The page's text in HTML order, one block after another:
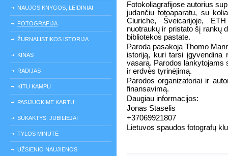
NAUJOS KNYGOS, LEIDINIAI
FOTOGRAFIJA
ŽURNALISTIKOS ISTORIJA
KINAS
RADIJAS
KITU KAMPU
PASIJUOKIME KARTU
SUKAKTYS, JUBILIEJAI
TYLOS MINUTĖ
UŽSIENIO NAUJIENOS
Fotokoliagrafijose autorius
judančiu fotoaparatu, su
Ciuriche, Šveicarijoje,
nuotraukų ir pristato šį rankų
bibliotekos pastate.
Paroda pasakoja Thomo
istoriją, kuri tarsi įgyvendina
vasarą. Parodos lankytojams
ir erdvės tyrinėjimą.
Parodos organizatoriai ir
finansavimą.
Daugiau informacijos:
Jonas Staselis
+37069921807
Lietuvos spaudos fotografų